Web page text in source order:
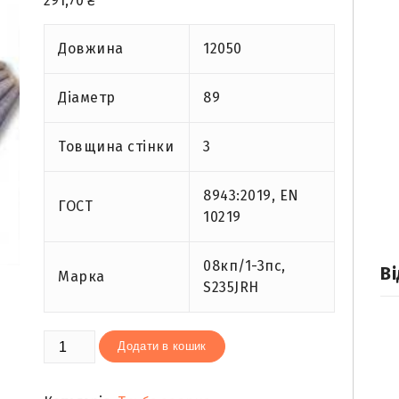
Довжина 12050
Діаметр 89
Товщина стінки 3
ГОСТ
8943:2019, EN
10219
Марка
08кп/1-3пс,
S235JRH
Труба
Додати в кошик